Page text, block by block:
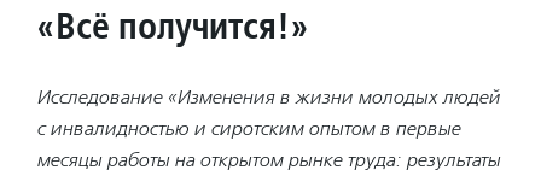
«Всё получится!»
Исследование «Изменения в жизни молодых людей
с инвалидностью и сиротским опытом в первые
месяцы работы на открытом рынке труда: результаты